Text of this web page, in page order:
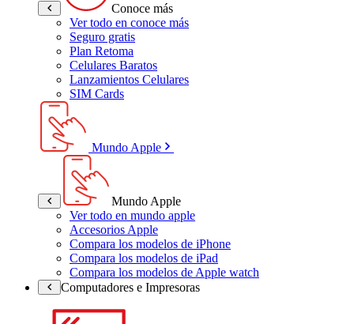
Conoce más
Ver todo en conoce más
Seguro gratis
Plan Retoma
Celulares Baratos
Lanzamientos Celulares
SIM Cards
Mundo Apple
Mundo Apple
Ver todo en mundo apple
Accesorios Apple
Compara los modelos de iPhone
Compara los modelos de iPad
Compara los modelos de Apple watch
Computadores e Impresoras